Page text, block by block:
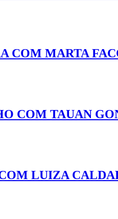
COM MARTA
COM TAUAN
LUIZA